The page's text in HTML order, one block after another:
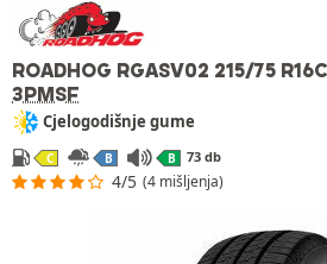
ROADHOG RGASV02 215/75
3PMSF
Cjelogodišnje gume
C B B 73 db
4/5 (4 mišljenja)